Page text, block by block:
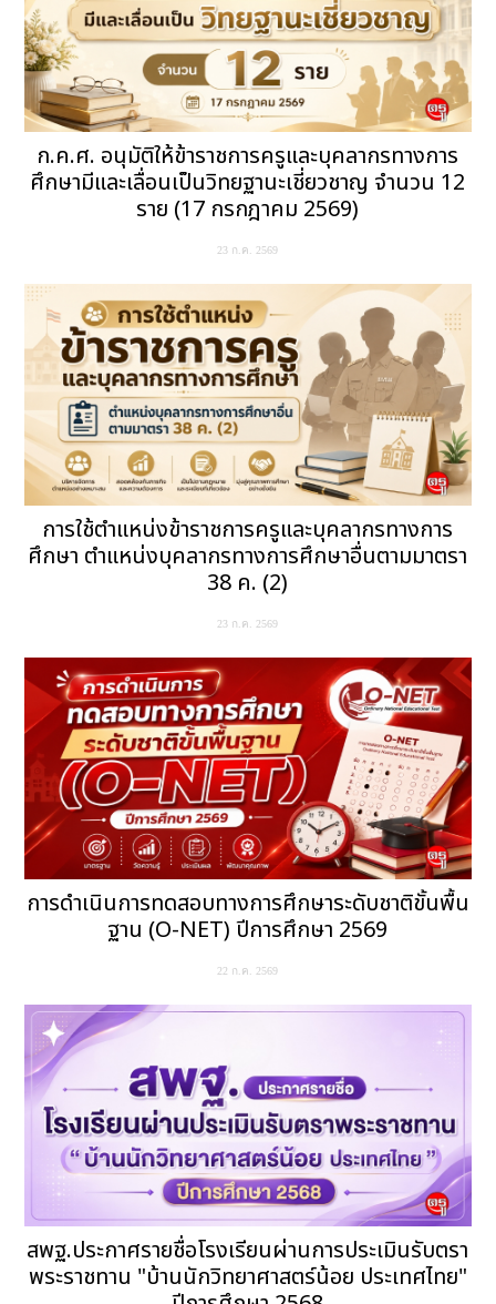
ก.ค.ศ. อนุมัติให้ข้าราชการครูและบุคลากรทางการ
ศึกษามีและเลื่อนเป็นวิทยฐานะเชี่ยวชาญ จำนวน 12
ราย (17 กรกฎาคม 2569)
23 ก.ค. 2569
การใช้ตำแหน่งข้าราชการครูและบุคลากรทางการ
ศึกษา ตำแหน่งบุคลากรทางการศึกษาอื่นตามมาตรา
38 ค. (2)
23 ก.ค. 2569
การดำเนินการทดสอบทางการศึกษาระดับชาติขั้นพื้น
ฐาน (O-NET) ปีการศึกษา 2569
22 ก.ค. 2569
สพฐ.ประกาศรายชื่อโรงเรียนผ่านการประเมินรับตรา
พระราชทาน "บ้านนักวิทยาศาสตร์น้อย ประเทศไทย"